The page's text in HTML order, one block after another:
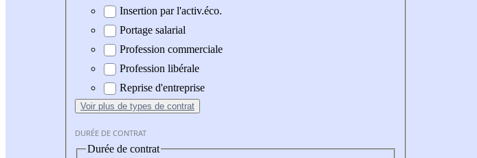
Insertion par l'activ.éco.
Portage salarial
Profession commerciale
Profession libérale
Reprise d'entreprise
Voir plus de types de contrat
DURÉE DE CONTRAT
Durée de contrat